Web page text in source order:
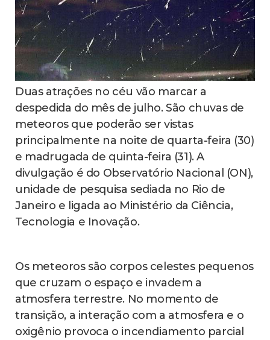
Duas atrações no céu vão marcar a
despedida do mês de julho. São chuvas de
meteoros que poderão ser vistas
principalmente na noite de quarta-feira (30)
e madrugada de quinta-feira (31). A
divulgação é do Observatório Nacional (ON),
unidade de pesquisa sediada no Rio de
Janeiro e ligada ao Ministério da Ciência,
Tecnologia e Inovação.
Os meteoros são corpos celestes pequenos
que cruzam o espaço e invadem a
atmosfera terrestre. No momento de
transição, a interação com a atmosfera e o
oxigênio provoca o incendiamento parcial